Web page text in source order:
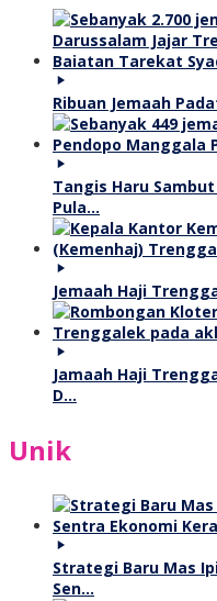
Ribuan Jemaah
Tangis Haru
Pula…
Jemaah Haji
Jamaah Haji
D…
Unik
Strategi Baru Mas
Sen…